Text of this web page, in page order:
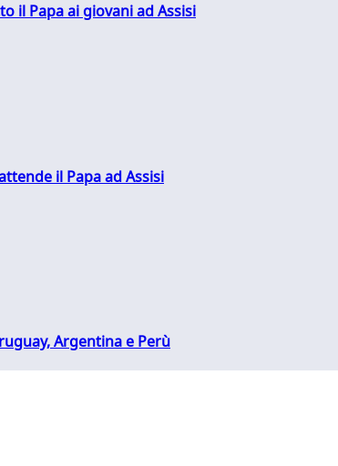
il Papa ai giovani ad Assisi
il Papa ad Assisi
Argentina e Perù